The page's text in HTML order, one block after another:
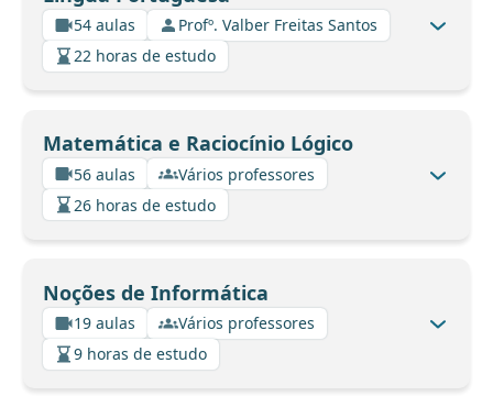
54 aulas
Profº. Valber Freitas Santos
22 horas de estudo
Matemática e Raciocínio Lógico
56 aulas
Vários professores
26 horas de estudo
Noções de Informática
19 aulas
Vários professores
9 horas de estudo